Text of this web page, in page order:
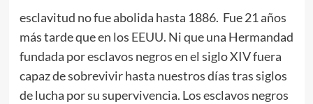
esclavitud no fue abolida hasta 1886. Fue 21 años
más tarde que en los EEUU. Ni que una Hermandad
fundada por esclavos negros en el siglo XIV fuera
capaz de sobrevivir hasta nuestros días tras siglos
de lucha por su supervivencia. Los esclavos negros